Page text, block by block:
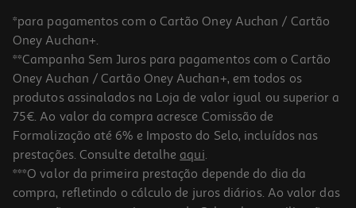
Tinta Acrílica Auchan Neon 120ml
3.69 €/un
*para pagamentos com o Cartão Oney Auchan / Cartão
Oney Auchan+.
**Campanha Sem Juros para pagamentos com o Cartão
Oney Auchan / Cartão Oney Auchan+, em todos os
produtos assinalados na Loja de valor igual ou superior a
75€. Ao valor da compra acresce Comissão de
Formalização até 6% e Imposto do Selo, incluídos nas
prestações. Consulte detalhe aqui.
***O valor da primeira prestação depende do dia da
compra, refletindo o cálculo de juros diários. Ao valor das